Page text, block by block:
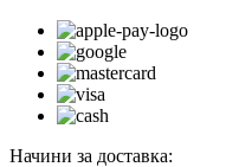
Начини за доставка: